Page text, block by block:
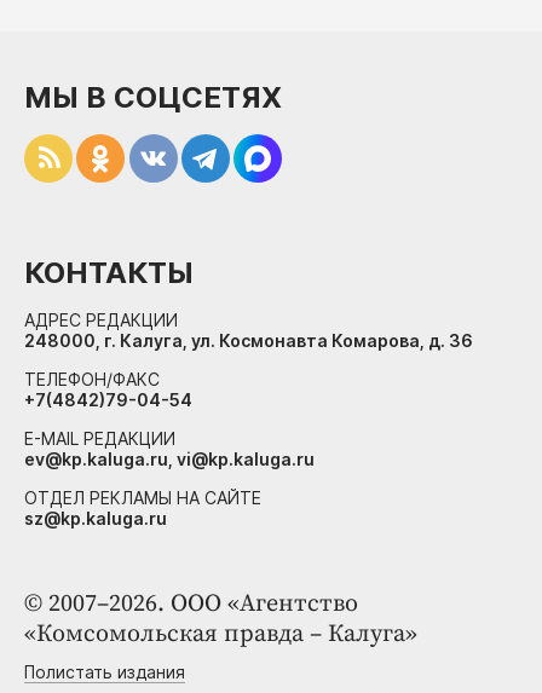
© 2007–2026. ООО «Агентство
«Комсомольская правда – Калуга»
Полистать издания
МЫ В СОЦСЕТЯХ
КОНТАКТЫ
АДРЕС РЕДАКЦИИ
248000, г. Калуга, ул. Космонавта Комарова, д. 36
ТЕЛЕФОН/ФАКС
+7(4842)79-04-54
E-MAIL РЕДАКЦИИ
ev@kp.kaluga.ru, vi@kp.kaluga.ru
ОТДЕЛ РЕКЛАМЫ НА САЙТЕ
sz@kp.kaluga.ru